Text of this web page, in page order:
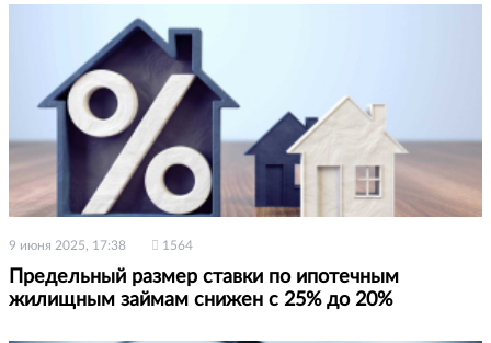
9 июня 2025, 17:38 1564
Предельный размер ставки по ипотечным
жилищным займам снижен с 25% до 20%